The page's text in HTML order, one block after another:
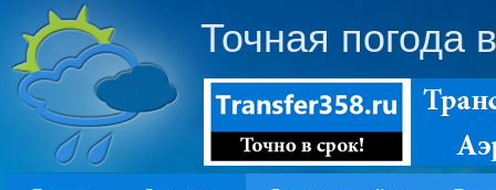
Точная погода